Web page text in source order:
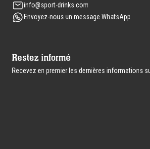
info@sport-drinks.com
Envoyez-nous un message WhatsApp
Restez informé
Recevez en premier les dernières informations